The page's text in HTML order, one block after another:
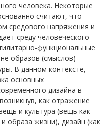
человека. Некоторые
считают, что
средового напряжения и
среду человеческого
функциональные
образов (смыслов)
В данном контексте,
основных
дизайна в
как отражение
и культура (вещь как
образа жизни), дизайн (как